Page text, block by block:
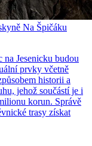
Na Špičáku
Jesenicku budou
prvky včetně
historii a
jehož součástí je i
korun. Správě
trasy získat